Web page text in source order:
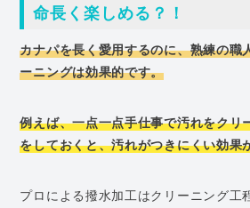
命長く楽しめる？！
カナパを長く愛用するのに、熟練の職
ーニングは効果的です。
例えば、一点一点手仕事で汚れをクリ
をしておくと、汚れがつきにくい効果
プロによる撥水加工はクリーニング工